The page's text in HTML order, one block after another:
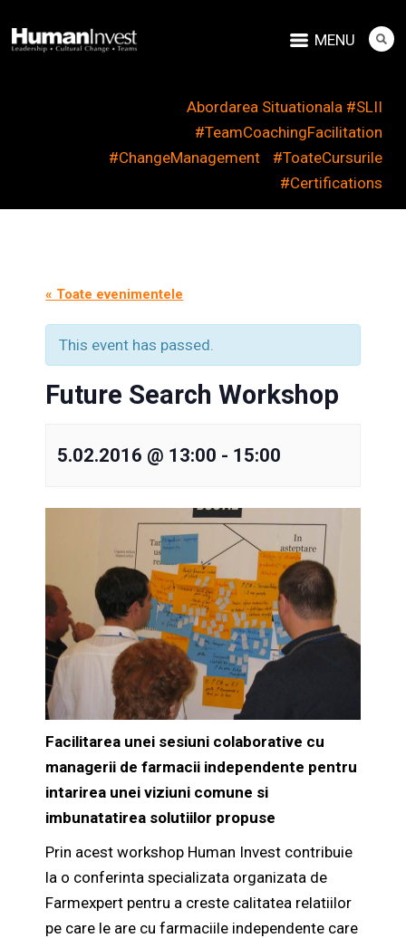
MENU
Abordarea Situationala #SLII
#TeamCoachingFacilitation
#ChangeManagement
#ToateCursurile
#Certifications
« Toate evenimentele
This event has passed.
Future Search Workshop
5.02.2016 @ 13:00 - 15:00
Facilitarea unei sesiuni colaborative cu
managerii de farmacii independente pentru
intarirea unei viziuni comune si
imbunatatirea solutiilor propuse
Prin acest workshop Human Invest contribuie
la o conferinta specializata organizata de
Farmexpert pentru a creste calitatea relatiilor
pe care le are cu farmaciile independente care